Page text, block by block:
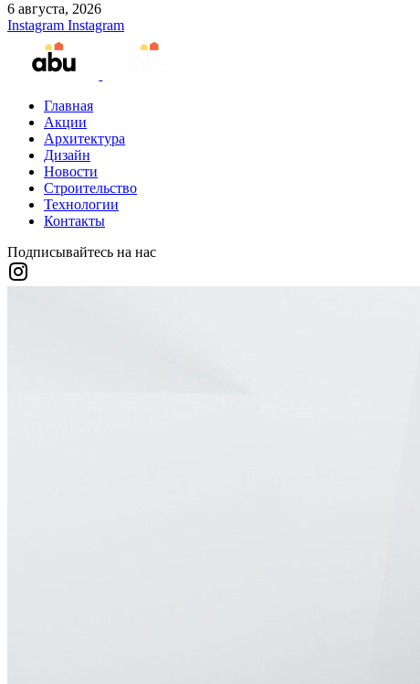
6 августа, 2026
Instagram Instagram
Главная
Акции
Архитектура
Дизайн
Новости
Строительство
Технологии
Контакты
Подписывайтесь на нас